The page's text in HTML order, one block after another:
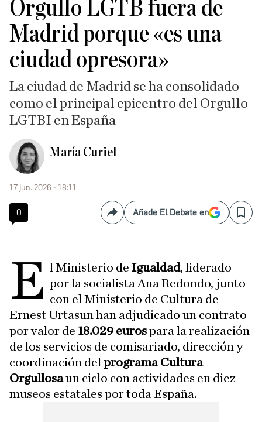
Orgullo LGTB fuera de
Madrid porque «es una
ciudad opresora»
La ciudad de Madrid se ha consolidado
como el principal epicentro del Orgullo
LGTBI en España
María Curiel
17 jun. 2026 - 18:11
0 CompartirAñade El Debate en Save
E l Ministerio de Igualdad, liderado
por la socialista Ana Redondo, junto
con el Ministerio de Cultura de
Ernest Urtasun han adjudicado un contrato
por valor de 18.029 eurospara la realización
de los servicios de comisariado, dirección y
coordinación del programa Cultura
Orgullosaun ciclo con actividades en diez
museos estatales por toda España.